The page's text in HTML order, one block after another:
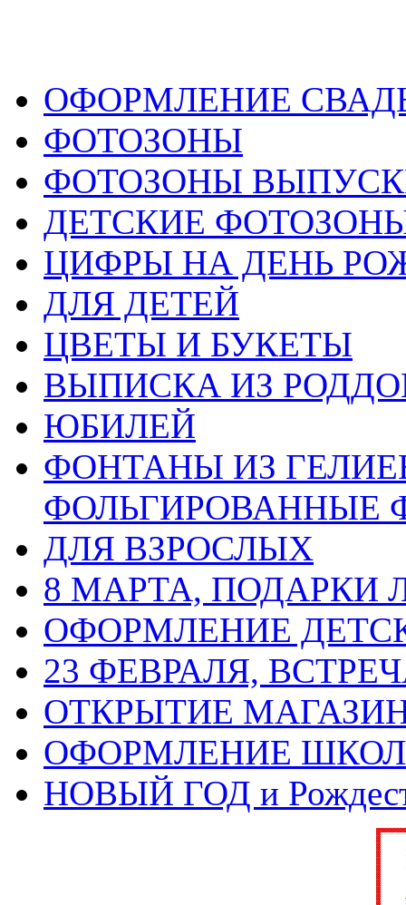
ОФОРМЛЕНИЕ
ФОТОЗОНЫ
ФОТОЗОНЫ
ДЕТСКИЕ
ЦИФРЫ НА ДЕНЬ
ДЛЯ ДЕТЕЙ
ЦВЕТЫ И БУКЕТЫ
ВЫПИСКА ИЗ
ЮБИЛЕЙ
ФОНТАНЫ ИЗ
ФОЛЬГИРОВАННЫЕ
ДЛЯ ВЗРОСЛЫХ
8 МАРТА,
ОФОРМЛЕНИЕ
23 ФЕВРАЛЯ,
ОТКРЫТИЕ
ОФОРМЛЕНИЕ
НОВЫЙ ГОД и